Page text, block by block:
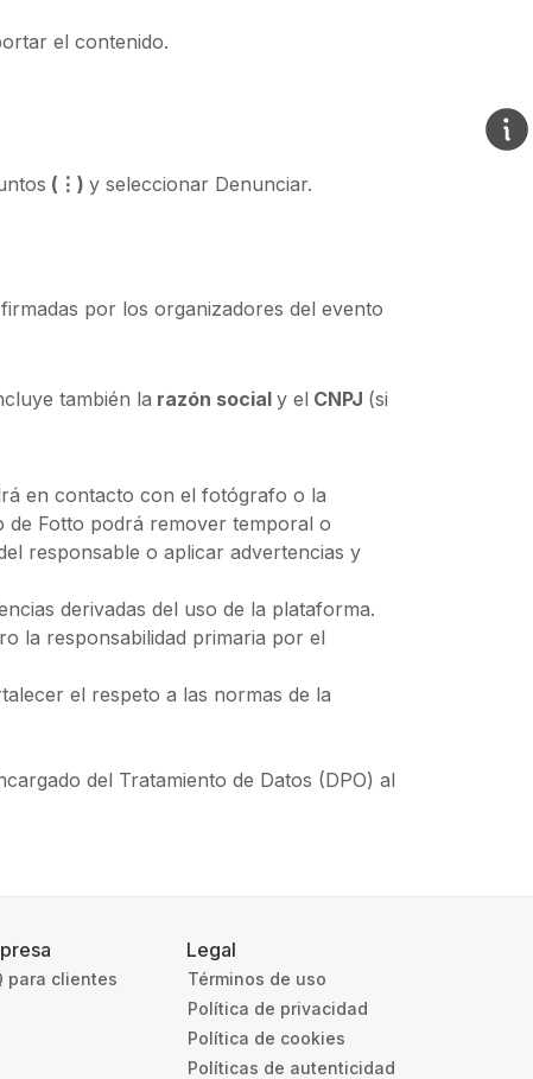
el contenido.
(⋮) y seleccionar Denunciar.
por los organizadores del evento
también la razón social y el CNPJ (si
en contacto con el fotógrafo o la
de Fotto podrá remover temporal o
responsable o aplicar advertencias y
derivadas del uso de la plataforma.
la responsabilidad primaria por el
el respeto a las normas de la
del Tratamiento de Datos (DPO) al
para clientes
Legal
Términos de uso
Política de privacidad
Política de cookies
Políticas de autenticidad